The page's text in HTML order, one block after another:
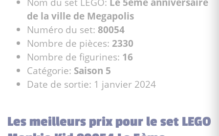
de la ville de Megapolis
Numéro du set: 80054
Nombre de pièces: 2330
Nombre de figurines: 16
Catégorie: Saison 5
Date de sortie: 1 janvier 2024
Les meilleurs prix pour le set LEGO